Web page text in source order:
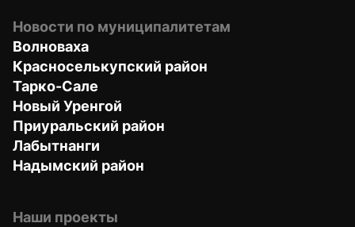
Новости по муниципалитетам
Волноваха
Красноселькупский район
Тарко-Сале
Новый Уренгой
Приуральский район
Лабытнанги
Надымский район
Наши проекты